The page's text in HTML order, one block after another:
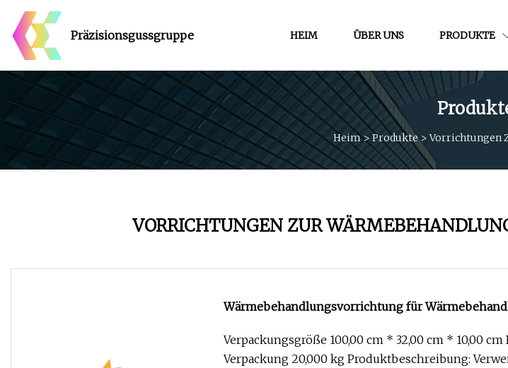
Präzisionsgussgruppe HEIM ÜBER UNS PRODUKTE
Heim> Produkte>Vorrichtungen
VORRICHTUNGEN ZUR
Wärmebehandlungsvorrichtung für
Verpackungsgröße 100,00 cm * 32,00 cm * 10,00
Verpackung 20,000 kg Produktbeschreibung: